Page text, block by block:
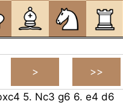
5. Nc3 g6 6. e4 d6